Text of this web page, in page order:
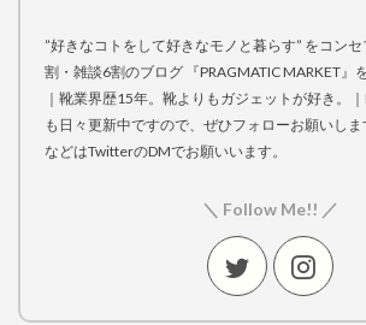
”好きなコトをして好きなモノと暮らす” をコン
割・雑談6割のブログ 『PRAGMATIC MARKET』
｜靴業界歴15年。靴よりもガジェットが好き。
も日々更新中ですので、ぜひフォローお願いし
などはTwitterのDMでお願いいます。
＼ Follow Me!! ／